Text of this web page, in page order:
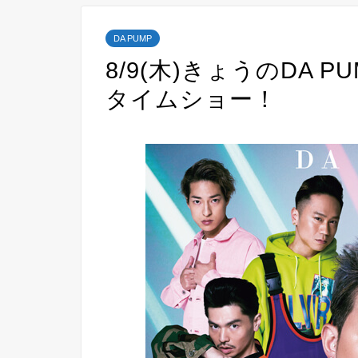
DA PUMP
8/9(木)きょうのDA
タイムショー！